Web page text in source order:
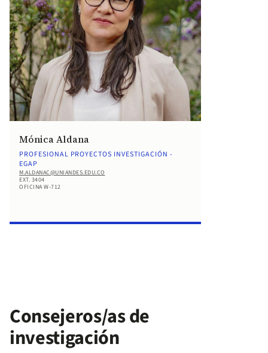
Mónica Aldana
PROFESIONAL PROYECTOS INVESTIGACIÓN -
EGAP
M.ALDANAC@UNIANDES.EDU.CO
EXT. 3404
OFICINA W-712
Consejeros/as de
investigación